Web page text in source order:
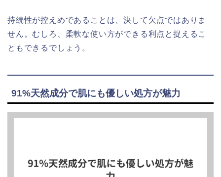
持続性が控えめであることは、決して欠点ではありま
せん。むしろ、柔軟な使い方ができる利点と捉えるこ
ともできるでしょう。
91%天然成分で肌にも優しい処方が魅力